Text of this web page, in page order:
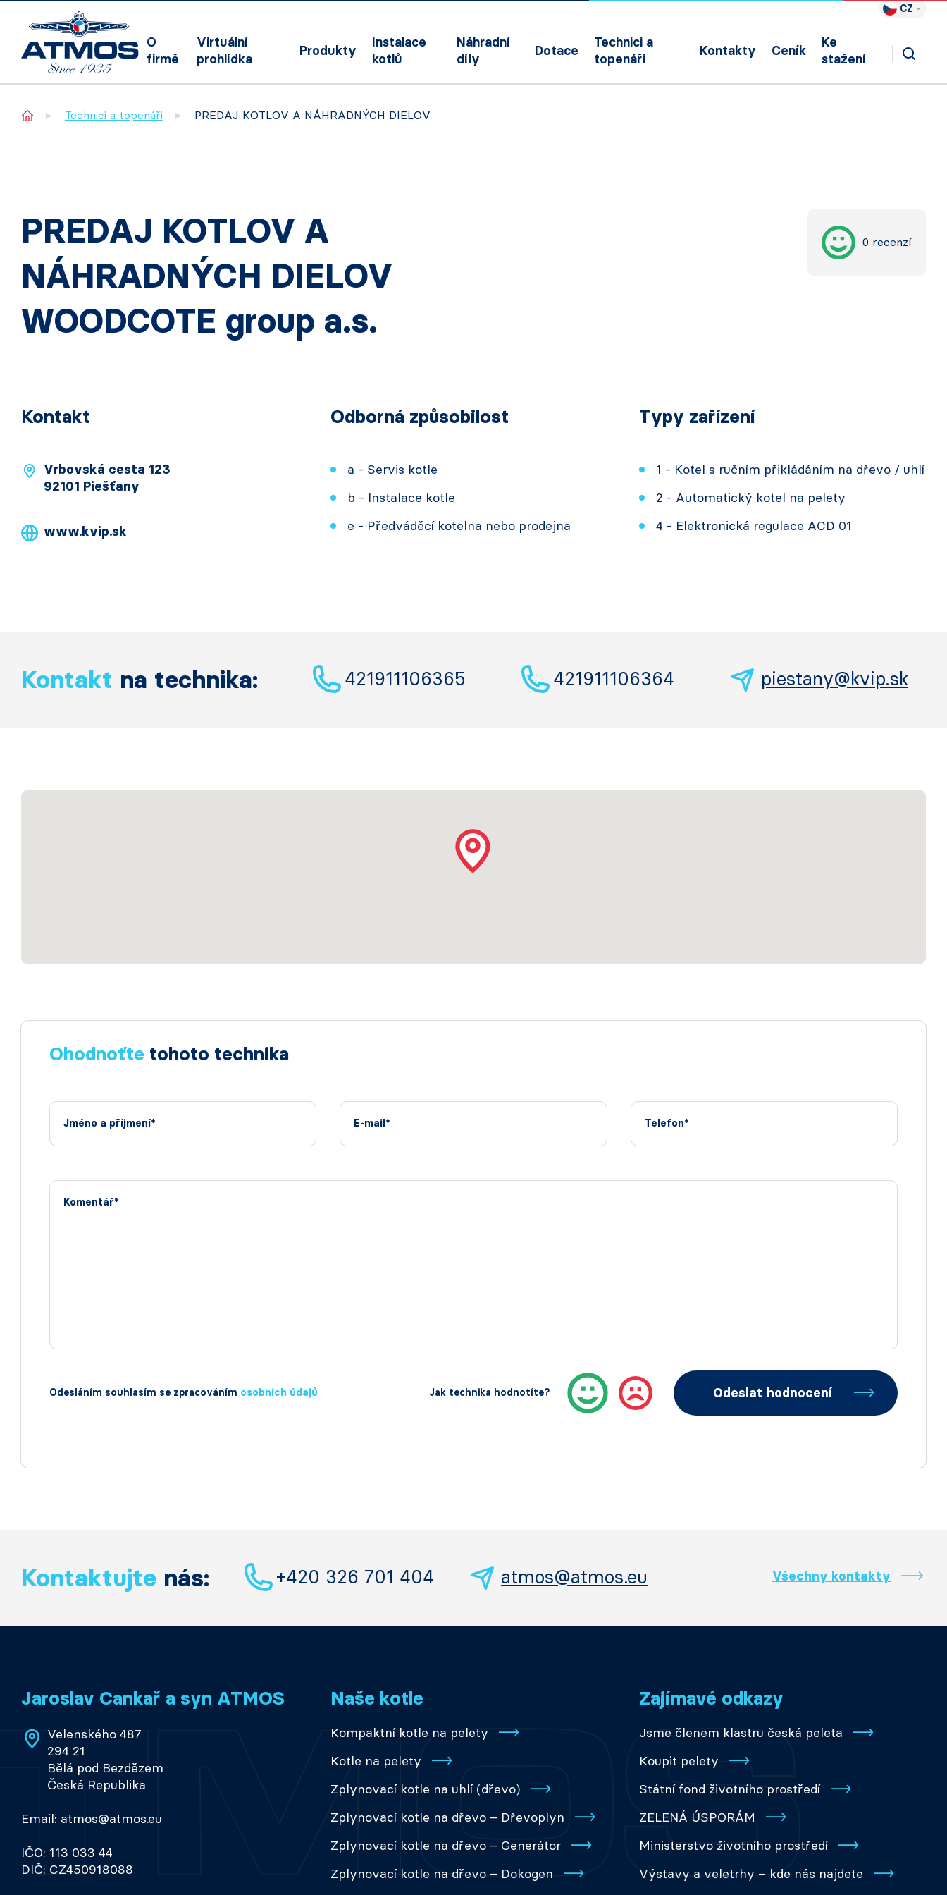
CZ
O
firmě
Virtuální
prohlídka
Produkty
Instalace
kotlů
Náhradní
díly
Dotace
Technici a
topenáři
Kontakty Ceník
Ke
stažení
Home Technici a topenáři PREDAJ KOTLOV A NÁHRADNÝCH DIELOV
PREDAJ KOTLOV A
NÁHRADNÝCH DIELOV
WOODCOTE group a.s.
0 recenzí
Kontakt
Vrbovská cesta 123
92101 Piešťany
www.kvip.sk
Odborná způsobilost
a - Servis kotle
b - Instalace kotle
e - Předváděcí kotelna nebo prodejna
Typy zařízení
1 - Kotel s ručním přikládáním na dřevo / uhlí
2 - Automatický kotel na pelety
4 - Elektronická regulace ACD 01
Kontakt na technika: 421911106365 421911106364 piestany@kvip.sk
Ohodnoťte tohoto technika
Jméno a příjmení* E-mail* Telefon*
Komentář*
Odesláním souhlasím se zpracováním osobních údajů Jak technika hodnotíte? Odeslat hodnocení
Kontaktujte nás: +420 326 701 404 atmos@atmos.eu Všechny kontakty
Jaroslav Cankař a syn ATMOS
Velenského 487
294 21
Bělá pod Bezdězem
Česká Republika
Email: atmos@atmos.eu
IČO: 113 033 44
DIČ: CZ450918088
Naše kotle
Kompaktní kotle na pelety
Kotle na pelety
Zplynovací kotle na uhlí (dřevo)
Zplynovací kotle na dřevo – Dřevoplyn
Zplynovací kotle na dřevo – Generátor
Zplynovací kotle na dřevo – Dokogen
Zajímavé odkazy
Jsme členem klastru česká peleta
Koupit pelety
Státní fond životního prostředí
ZELENÁ ÚSPORÁM
Ministerstvo životního prostředí
Výstavy a veletrhy – kde nás najdete